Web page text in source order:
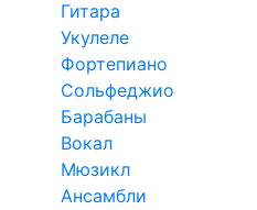
Гитара
Укулеле
Фортепиано
Сольфеджио
Барабаны
Вокал
Мюзикл
Ансамбли